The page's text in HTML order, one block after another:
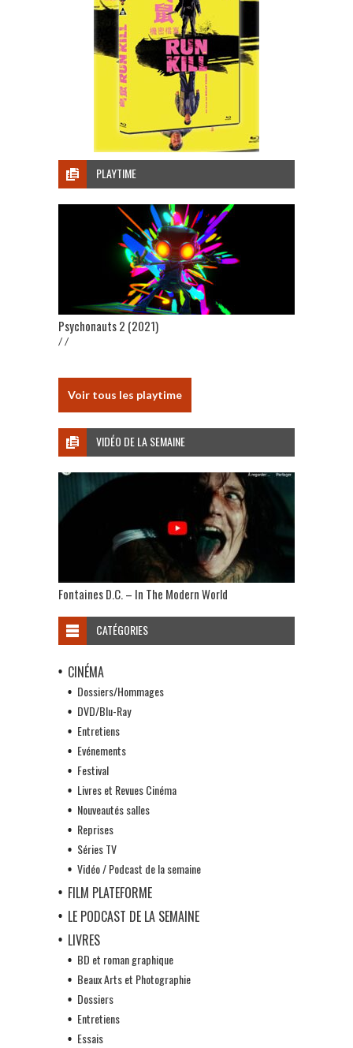
PLAYTIME
Psychonauts 2 (2021)
/ /
Voir tous les playtime
VIDÉO DE LA SEMAINE
Fontaines D.C. – In The Modern World
CATÉGORIES
CINÉMA
Dossiers/Hommages
DVD/Blu-Ray
Entretiens
Evénements
Festival
Livres et Revues Cinéma
Nouveautés salles
Reprises
Séries TV
Vidéo / Podcast de la semaine
FILM PLATEFORME
LE PODCAST DE LA SEMAINE
LIVRES
BD et roman graphique
Beaux Arts et Photographie
Dossiers
Entretiens
Essais